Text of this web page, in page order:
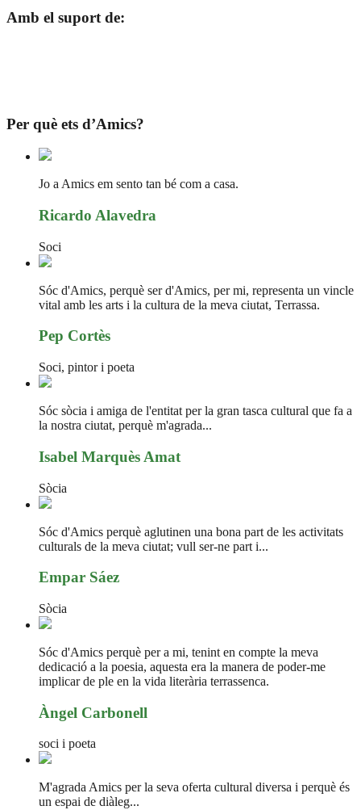
Amb el suport de:
Per què ets d’Amics?
Jo a Amics em sento tan bé com a casa.
Ricardo Alavedra
Soci
Sóc d'Amics, perquè ser d'Amics, per mi, representa un vincle
vital amb les arts i la cultura de la meva ciutat, Terrassa.
Pep Cortès
Soci, pintor i poeta
Sóc sòcia i amiga de l'entitat per la gran tasca cultural que fa a
la nostra ciutat, perquè m'agrada...
Isabel Marquès Amat
Sòcia
Sóc d'Amics perquè aglutinen una bona part de les activitats
culturals de la meva ciutat; vull ser-ne part i...
Empar Sáez
Sòcia
Sóc d'Amics perquè per a mi, tenint en compte la meva
dedicació a la poesia, aquesta era la manera de poder-me
implicar de ple en la vida literària terrassenca.
Àngel Carbonell
soci i poeta
M'agrada Amics per la seva oferta cultural diversa i perquè és
un espai de diàleg...